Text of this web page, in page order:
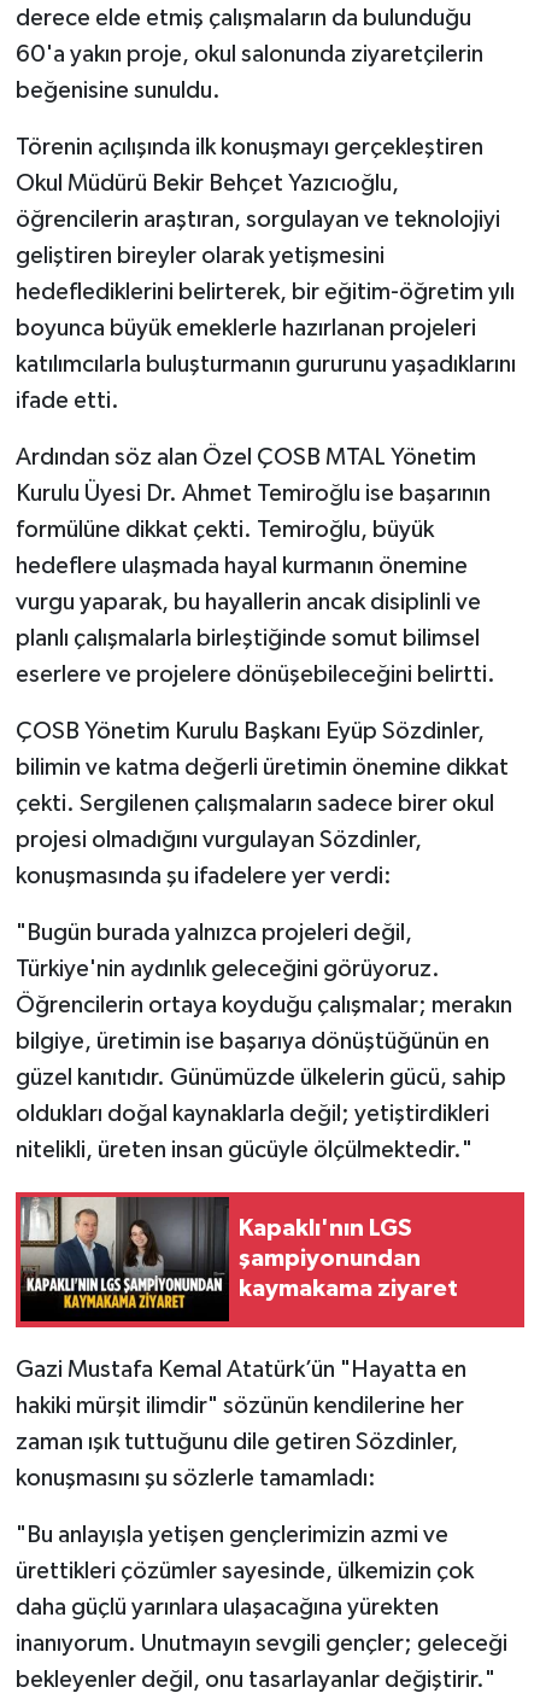
derece elde etmiş çalışmaların da bulunduğu
60'a yakın proje, okul salonunda ziyaretçilerin
beğenisine sunuldu.
Törenin açılışında ilk konuşmayı gerçekleştiren
Okul Müdürü Bekir Behçet Yazıcıoğlu,
öğrencilerin araştıran, sorgulayan ve teknolojiyi
geliştiren bireyler olarak yetişmesini
hedeflediklerini belirterek, bir eğitim-öğretim yılı
boyunca büyük emeklerle hazırlanan projeleri
katılımcılarla buluşturmanın gururunu yaşadıklarını
ifade etti.
Ardından söz alan Özel ÇOSB MTAL Yönetim
Kurulu Üyesi Dr. Ahmet Temiroğlu ise başarının
formülüne dikkat çekti. Temiroğlu, büyük
hedeflere ulaşmada hayal kurmanın önemine
vurgu yaparak, bu hayallerin ancak disiplinli ve
planlı çalışmalarla birleştiğinde somut bilimsel
eserlere ve projelere dönüşebileceğini belirtti.
ÇOSB Yönetim Kurulu Başkanı Eyüp Sözdinler,
bilimin ve katma değerli üretimin önemine dikkat
çekti. Sergilenen çalışmaların sadece birer okul
projesi olmadığını vurgulayan Sözdinler,
konuşmasında şu ifadelere yer verdi:
"Bugün burada yalnızca projeleri değil,
Türkiye'nin aydınlık geleceğini görüyoruz.
Öğrencilerin ortaya koyduğu çalışmalar; merakın
bilgiye, üretimin ise başarıya dönüştüğünün en
güzel kanıtıdır. Günümüzde ülkelerin gücü, sahip
oldukları doğal kaynaklarla değil; yetiştirdikleri
nitelikli, üreten insan gücüyle ölçülmektedir."
Kapaklı'nın LGS
şampiyonundan
kaymakama ziyaret
Gazi Mustafa Kemal Atatürk’ün "Hayatta en
hakiki mürşit ilimdir" sözünün kendilerine her
zaman ışık tuttuğunu dile getiren Sözdinler,
konuşmasını şu sözlerle tamamladı:
"Bu anlayışla yetişen gençlerimizin azmi ve
ürettikleri çözümler sayesinde, ülkemizin çok
daha güçlü yarınlara ulaşacağına yürekten
inanıyorum. Unutmayın sevgili gençler; geleceği
bekleyenler değil, onu tasarlayanlar değiştirir."